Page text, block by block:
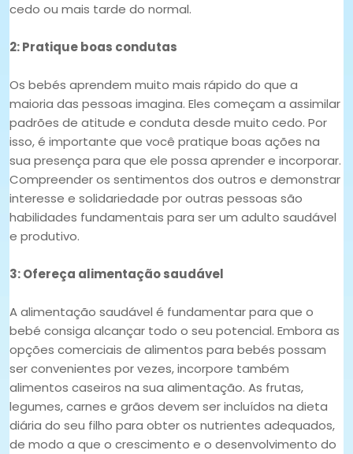
cedo ou mais tarde do normal.
2: Pratique boas condutas
Os bebés aprendem muito mais rápido do que a
maioria das pessoas imagina. Eles começam a assimilar
padrões de atitude e conduta desde muito cedo. Por
isso, é importante que você pratique boas ações na
sua presença para que ele possa aprender e incorporar.
Compreender os sentimentos dos outros e demonstrar
interesse e solidariedade por outras pessoas são
habilidades fundamentais para ser um adulto saudável
e produtivo.
3: Ofereça alimentação saudável
A alimentação saudável é fundamentar para que o
bebé consiga alcançar todo o seu potencial. Embora as
opções comerciais de alimentos para bebés possam
ser convenientes por vezes, incorpore também
alimentos caseiros na sua alimentação. As frutas,
legumes, carnes e grãos devem ser incluídos na dieta
diária do seu filho para obter os nutrientes adequados,
de modo a que o crescimento e o desenvolvimento do